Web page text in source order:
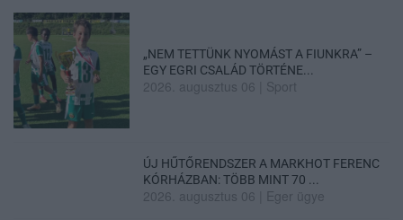
„NEM TETTÜNK NYOMÁST A FIUNKRA” –
EGY EGRI CSALÁD TÖRTÉNE...
2026. augusztus 06 Sport
ÚJ HŰTŐRENDSZER A MARKHOT FERENC
KÓRHÁZBAN: TÖBB MINT 70 ...
2026. augusztus 06 Eger ügye